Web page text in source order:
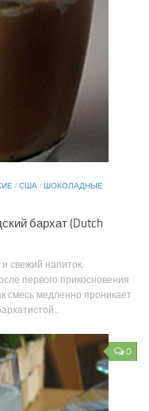
/США/ ШОКОЛАДНЫЕ
бархат (Dutch
свежий напиток,
первого прикосновения
смесь медленно проникает
0